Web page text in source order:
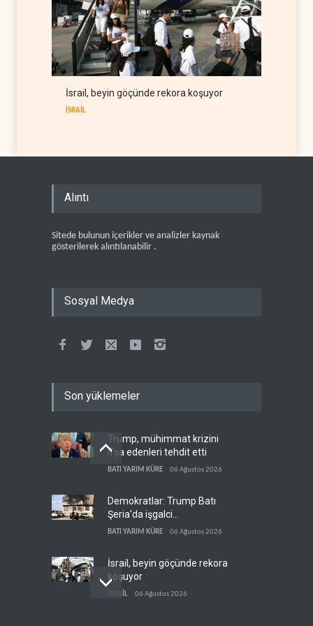
İsrail, beyin göçünde rekora koşuyor
İSRAİL
Alıntı
Sitede bulunun içerikler ve analizler kaynak
gösterilerek alıntılanabilir .
Sosyal Medya
Son yüklemeler
Trump, mühimmat krizini
ifşa edenleri tehdit etti
BATI YARIM KÜRE 06 Ağustos 2026
Demokratlar: Trump Batı
Şeria'da işgalci
yerleşimcilere cezasızlık
BATI YARIM KÜRE 06 Ağustos 2026
İsrail, beyin göçünde rekora
koşuyor
İSRAİL 06 Ağustos 2026